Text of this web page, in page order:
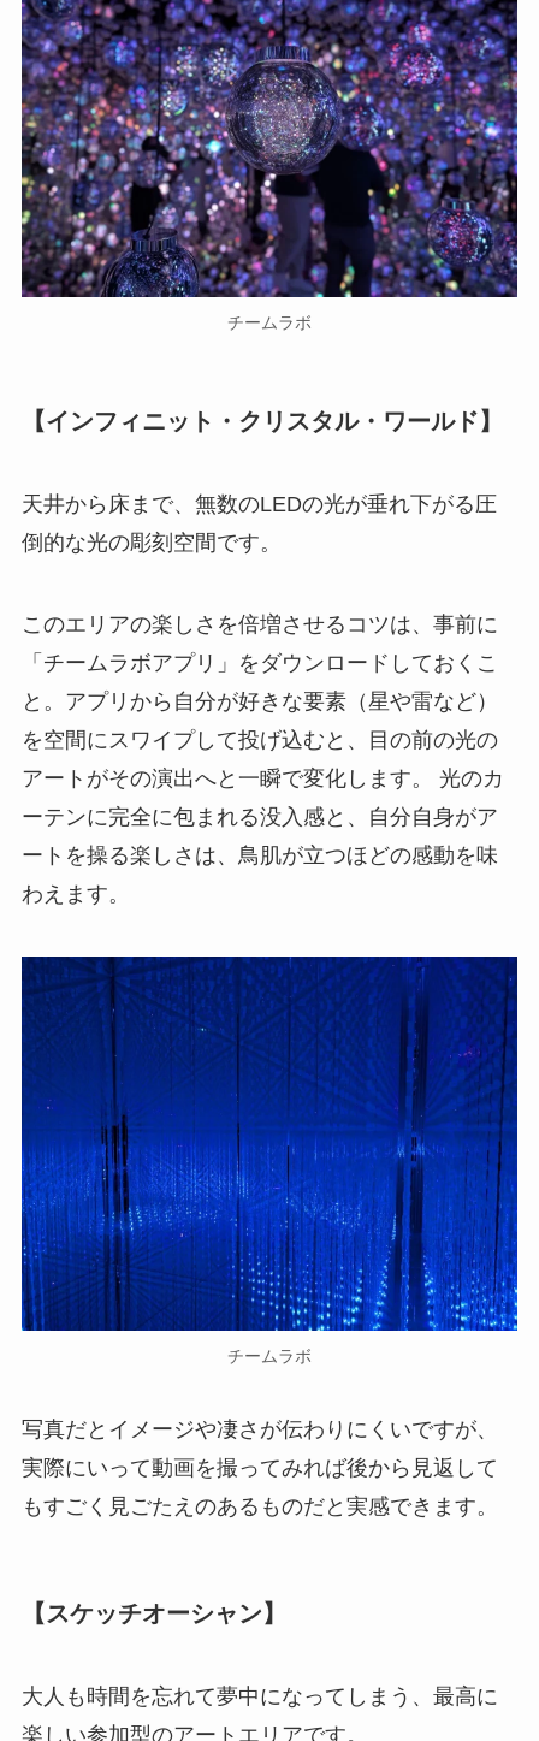
チームラボ
【インフィニット・クリスタル・ワールド】
天井から床まで、無数のLEDの光が垂れ下がる圧
倒的な光の彫刻空間です。
このエリアの楽しさを倍増させるコツは、事前に
「チームラボアプリ」をダウンロードしておくこ
と。アプリから自分が好きな要素（星や雷など）
を空間にスワイプして投げ込むと、目の前の光の
アートがその演出へと一瞬で変化します。 光のカ
ーテンに完全に包まれる没入感と、自分自身がア
ートを操る楽しさは、鳥肌が立つほどの感動を味
わえます。
チームラボ
写真だとイメージや凄さが伝わりにくいですが、
実際にいって動画を撮ってみれば後から見返して
もすごく見ごたえのあるものだと実感できます。
【スケッチオーシャン】
大人も時間を忘れて夢中になってしまう、最高に
楽しい参加型のアートエリアです。